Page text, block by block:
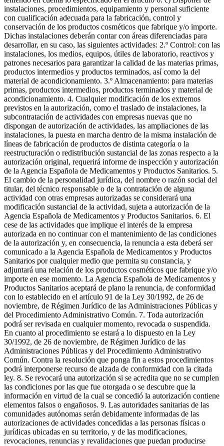
instalaciones, procedimientos, equipamiento y personal suficiente
con cualificación adecuada para la fabricación, control y
conservación de los productos cosméticos que fabrique y/o importe.
Dichas instalaciones deberán contar con áreas diferenciadas para
desarrollar, en su caso, las siguientes actividades: 2.º Control: con las
instalaciones, los medios, equipos, útiles de laboratorio, reactivos y
patrones necesarios para garantizar la calidad de las materias primas,
productos intermedios y productos terminados, así como la del
material de acondicionamiento. 3.º Almacenamiento: para materias
primas, productos intermedios, productos terminados y material de
acondicionamiento. 4. Cualquier modificación de los extremos
previstos en la autorización, como el traslado de instalaciones, la
subcontratación de actividades con empresas nuevas que no
dispongan de autorización de actividades, las ampliaciones de las
instalaciones, la puesta en marcha dentro de la misma instalación de
líneas de fabricación de productos de distinta categoría o la
reestructuración o redistribución sustancial de las zonas respecto a la
autorización original, requerirá informe de inspección y autorización
de la Agencia Española de Medicamentos y Productos Sanitarios. 5.
El cambio de la personalidad jurídica, del nombre o razón social del
titular, del técnico responsable o de la contratación de alguna
actividad con otras empresas autorizadas se considerará una
modificación sustancial de la actividad, sujeta a autorización de la
Agencia Española de Medicamentos y Productos Sanitarios. 6. El
cese de las actividades que implique el interés de la empresa
autorizada en no continuar con el mantenimiento de las condiciones
de la autorización y, en consecuencia, la renuncia a esta deberá ser
comunicado a la Agencia Española de Medicamentos y Productos
Sanitarios por cualquier medio que permita su constancia, y
adjuntará una relación de los productos cosméticos que fabrique y/o
importe en ese momento. La Agencia Española de Medicamentos y
Productos Sanitarios aceptará de plano la renuncia, de conformidad
con lo establecido en el artículo 91 de la Ley 30/1992, de 26 de
noviembre, de Régimen Jurídico de las Administraciones Públicas y
del Procedimiento Administrativo Común. 7. Toda autorización
podrá ser revisada en cualquier momento, revocada o suspendida.
En cuanto al procedimiento se estará a lo dispuesto en la Ley
30/1992, de 26 de noviembre, de Régimen Jurídico de las
Administraciones Públicas y del Procedimiento Administrativo
Común. Contra la resolución que ponga fin a estos procedimientos
podrá interponerse recurso de alzada de conformidad con la citada
ley. 8. Se revocará una autorización si se acredita que no se cumplen
las condiciones por las que fue otorgada o se descubre que la
información en virtud de la cual se concedió la autorización contiene
elementos falsos o engañosos. 9. Las autoridades sanitarias de las
comunidades autónomas serán debidamente informadas de las
autorizaciones de actividades concedidas a las personas físicas o
jurídicas ubicadas en su territorio, y de las modificaciones,
revocaciones, renuncias y revalidaciones que puedan producirse